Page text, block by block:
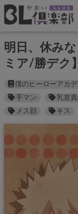
明日、休み
ミア/勝デク】
僕のヒーローアカ
手マン
乳首
メス顔
キス